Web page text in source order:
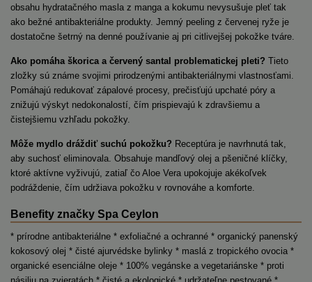
obsahu hydratačného masla z manga a kokumu nevysušuje pleť tak
ako bežné antibakteriálne produkty. Jemný peeling z červenej ryže je
dostatočne šetrný na denné používanie aj pri citlivejšej pokožke tváre.
Ako pomáha škorica a červený santal problematickej pleti? Tieto
zložky sú známe svojimi prirodzenými antibakteriálnymi vlastnosťami.
Pomáhajú redukovať zápalové procesy, prečisťujú upchaté póry a
znižujú výskyt nedokonalostí, čím prispievajú k zdravšiemu a
čistejšiemu vzhľadu pokožky.
Môže mydlo dráždiť suchú pokožku? Receptúra je navrhnutá tak,
aby suchosť eliminovala. Obsahuje mandľový olej a pšeničné klíčky,
ktoré aktívne vyživujú, zatiaľ čo Aloe Vera upokojuje akékoľvek
podráždenie, čím udržiava pokožku v rovnováhe a komforte.
Benefity značky Spa Ceylon
* prírodne antibakteriálne * exfoliačné a ochranné * organický panenský
kokosový olej * čisté ajurvédske bylinky * maslá z tropického ovocia *
organické esenciálne oleje * 100% vegánske a vegetariánske * proti